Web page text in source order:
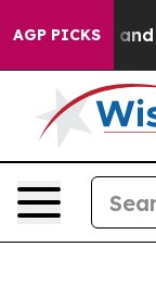
AGP PICKS
and Tired